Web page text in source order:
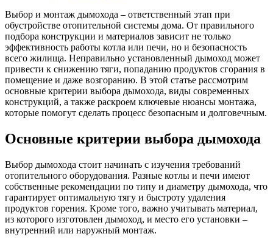
Выбор и монтаж дымохода – ответственный этап при
обустройстве отопительной системы дома. От правильного
подбора конструкции и материалов зависит не только
эффективность работы котла или печи, но и безопасность
всего жилища. Неправильно установленный дымоход может
привести к снижению тяги, попаданию продуктов сгорания в
помещение и даже возгоранию. В этой статье рассмотрим
основные критерии выбора дымохода, виды современных
конструкций, а также раскроем ключевые нюансы монтажа,
которые помогут сделать процесс безопасным и долговечным.
Основные критерии выбора дымохода
Выбор дымохода стоит начинать с изучения требований
отопительного оборудования. Разные котлы и печи имеют
собственные рекомендации по типу и диаметру дымохода, что
гарантирует оптимальную тягу и быстроту удаления
продуктов горения. Кроме того, важно учитывать материал,
из которого изготовлен дымоход, и место его установки –
внутренний или наружный монтаж.